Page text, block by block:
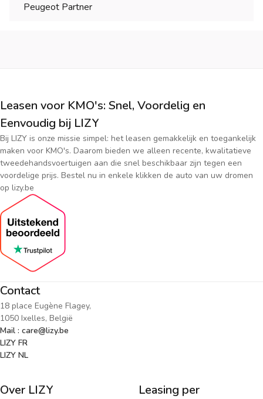
Peugeot Partner
Leasen voor KMO's: Snel, Voordelig en
Eenvoudig bij LIZY
Bij LIZY is onze missie simpel: het leasen gemakkelijk en toegankelijk
maken voor KMO's. Daarom bieden we alleen recente, kwalitatieve
tweedehandsvoertuigen aan die snel beschikbaar zijn tegen een
voordelige prijs. Bestel nu in enkele klikken de auto van uw dromen
op lizy.be
Contact
18 place Eugène Flagey,
1050 Ixelles, België
Mail : care@lizy.be
LIZY FR
LIZY NL
Over LIZY
Leasing per